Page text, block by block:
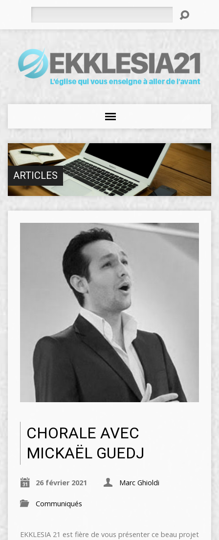
ARTICLES
CHORALE AVEC
MICKAËL GUEDJ
26 février 2021 Marc Ghioldi
Communiqués
EKKLESIA 21 est fière de vous présenter ce beau projet